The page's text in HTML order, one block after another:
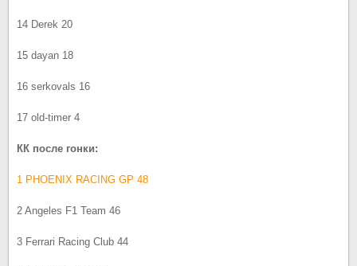
14 Derek 20
15 dayan 18
16 serkovals 16
17 old-timer 4
КК после гонки:
1 PHOENIX RACING GP 48
2 Angeles F1 Team 46
3 Ferrari Racing Club 44